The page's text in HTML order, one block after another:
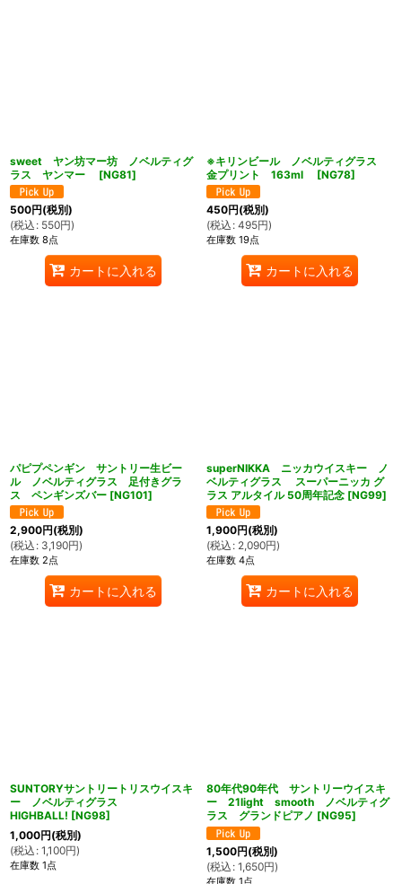
sweet ヤン坊マー坊 ノベルティグ
ラス ヤンマー
[NG81]
500円(税別)
(税込 : 550円)
在庫数 8点
カートに入れる
※キリンビール ノベルティグラス
金プリント 163ml
[NG78]
450円(税別)
(税込 : 495円)
在庫数 19点
カートに入れる
パピプペンギン サントリー生ビー
ル ノベルティグラス 足付きグラ
ス ペンギンズバー [NG101]
2,900円(税別)
(税込 : 3,190円)
在庫数 2点
カートに入れる
superNIKKA ニッカウイスキー ノ
ベルティグラス スーパーニッカ グ
ラス アルタイル 50周年記念 [NG99]
1,900円(税別)
(税込 : 2,090円)
在庫数 4点
カートに入れる
SUNTORYサントリートリスウイスキ
ー ノベルティグラス
HIGHBALL! [NG98]
1,000円(税別)
(税込 : 1,100円)
在庫数 1点
80年代90年代 サントリーウイスキ
ー 21light smooth ノベルティグ
ラス グランドピアノ [NG95]
1,500円(税別)
(税込 : 1,650円)
在庫数 1点